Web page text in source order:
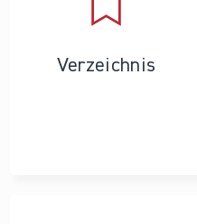
Verzeichnis